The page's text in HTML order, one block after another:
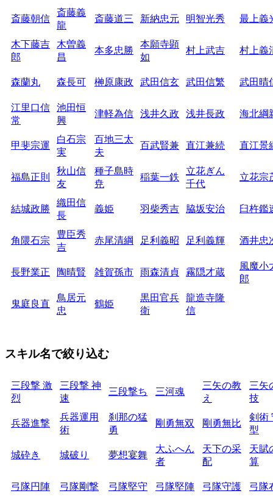
斎藤朝信
斎藤義
龍
斎藤道三 新納忠元 明智光秀 最上義
木下藤吉
郎
木曽義
昌
本多忠勝
本願寺顕
如
村上武吉 村上義
森蘭丸 森長可 榊原康政 武田信玄 武田信繁 武田晴
江里口信
常
池田恒
興
津軽為信 浅井久政 浅井長政 海北綱
甲斐宗運
白石宗
実
百地三太
夫
百武賢兼 直江兼続 直江景
福島正則
秋山信
友
種子島時
尭
稲葉一鉄
立花ぎん
千代
立花宗
結城政勝
織田信
長
義姫 羽柴秀吉 脇坂安治 臼杵鑑
角隈石宗
豊臣秀
吉
赤尾清綱 足利義昭 足利義輝 酒井忠
長野業正 陶晴賢 雑賀孫市 雨森清貞 霧隠才蔵
風魔小
郎
鬼庭良直
鳥居元
忠
鶴姫
黒田官兵
衛
龍造寺隆
信
スキル名で絞り込む
三段撃 激
烈
三段撃 神
速
三段撃ち 三河魂
三矢の教
え
三矢
技
兵器進撃
兵器運用
術
刹那の猛
勇
剛勇無双 剛勇無比
剣術
型
城砕き 城破り 夢想宴舞
大ふへん
者
天下の采
配
天賦
算
弓隊円陣 弓隊剛撃 弓隊堅守 弓隊堅陣 弓隊守護 弓隊